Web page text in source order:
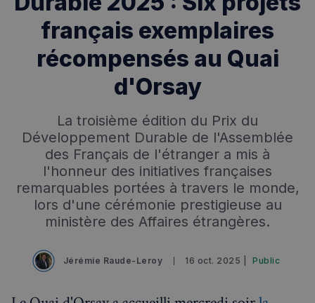
français exemplaires
récompensés au Quai
d'Orsay
La troisième édition du Prix du
Développement Durable de l'Assemblée
des Français de l'étranger a mis à
l'honneur des initiatives françaises
remarquables portées à travers le monde,
lors d'une cérémonie prestigieuse au
ministère des Affaires étrangères.
Jérémie Raude-Leroy 16 oct. 2025 | Public